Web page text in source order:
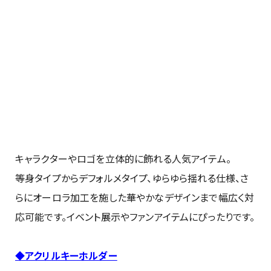
キャラクターやロゴを立体的に飾れる人気アイテム。
等身タイプからデフォルメタイプ、ゆらゆら揺れる仕様、さ
らにオーロラ加工を施した華やかなデザインまで幅広く対
応可能です。イベント展示やファンアイテムにぴったりです。
◆アクリルキーホルダー